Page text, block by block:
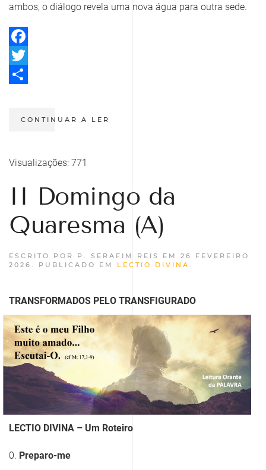
ambos, o diálogo revela uma nova água para outra sede.
Facebook
Twitter
CONTINUAR A LER
Visualizações: 771
II Domingo da
Quaresma (A)
ESCRITO POR P. SERAFIM REIS EM 26 FEVEREIRO
2026 . PUBLICADO EM LECTIO DIVINA .
TRANSFORMADOS PELO TRANSFIGURADO
LECTIO DIVINA – Um Roteiro
0. Preparo-me